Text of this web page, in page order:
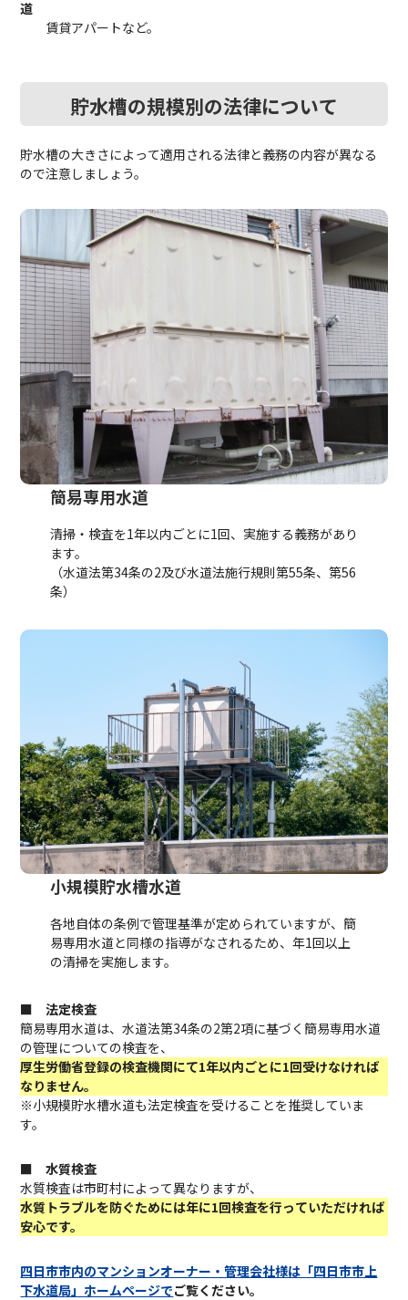
道
賃貸アパートなど。
貯水槽の規模別の法律について
貯水槽の大きさによって適用される法律と義務の内容が異なる
ので注意しましょう。
簡易専用水道
清掃・検査を1年以内ごとに1回、実施する義務があり
ます。
（水道法第34条の2及び水道法施行規則第55条、第56
条）
小規模貯水槽水道
各地自体の条例で管理基準が定められていますが、簡
易専用水道と同様の指導がなされるため、年1回以上
の清掃を実施します。
■ 法定検査
簡易専用水道は、水道法第34条の2第2項に基づく簡易専用水道
の管理についての検査を、
厚生労働省登録の検査機関にて1年以内ごとに1回受けなければ
なりません。
※小規模貯水槽水道も法定検査を受けることを推奨していま
す。
■ 水質検査
水質検査は市町村によって異なりますが、
水質トラブルを防ぐためには年に1回検査を行っていただければ
安心です。
四日市市内のマンションオーナー・管理会社様は「四日市市上
下水道局」ホームページでご覧ください。